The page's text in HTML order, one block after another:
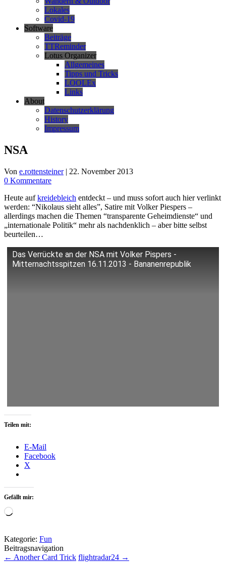
Lokales
Covid-19
Software
Beiträge
TTReminder
Lotus Organizer
Allgemeines
Tipps und Tricks
LOOLEx
Links
About
Datenschutzerklärung
History
Impressum
NSA
Von e.rottensteiner | 22. November 2013
0 Kommentare
Heute aufkreidebleich entdeckt – und muss sofort auch hier verlinkt
werden: “Nikolaus sieht alles”, Satire mit Volker Piespers –
allerdings machen die Themen “transparente Geheimdienste“ und
„internationale Politik“ mehr als nachdenklich – aber bitte selbst
beurteilen…
Das Verrückte an der NSA mit Volker Pispers -
Mitternachtsspitzen 16.11.2013 - Bananenrepublik
Teilen mit:
E-Mail
Facebook
X
Gefällt mir:
Wird
Kategorie: Fun
Beitragsnavigation
← Another Card Trick flightradar24 →